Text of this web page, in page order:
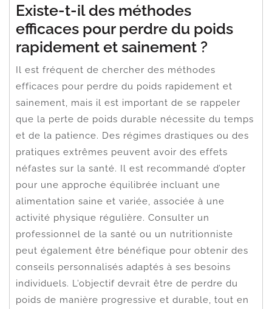
Existe-t-il des méthodes
efficaces pour perdre du poids
rapidement et sainement ?
Il est fréquent de chercher des méthodes
efficaces pour perdre du poids rapidement et
sainement, mais il est important de se rappeler
que la perte de poids durable nécessite du temps
et de la patience. Des régimes drastiques ou des
pratiques extrêmes peuvent avoir des effets
néfastes sur la santé. Il est recommandé d’opter
pour une approche équilibrée incluant une
alimentation saine et variée, associée à une
activité physique régulière. Consulter un
professionnel de la santé ou un nutritionniste
peut également être bénéfique pour obtenir des
conseils personnalisés adaptés à ses besoins
individuels. L’objectif devrait être de perdre du
poids de manière progressive et durable, tout en